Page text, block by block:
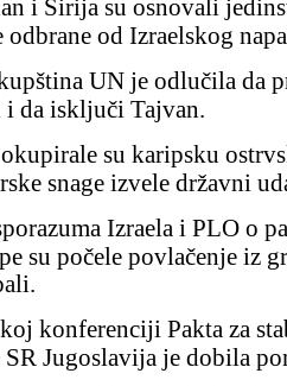
od Izraelskog
i da isključi Tajvan.
snage izvele državni
su počele povlačenje iz
Jugoslavija je dobila